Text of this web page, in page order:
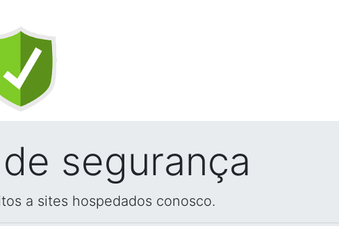
segurança
a sites hospedados conosco.